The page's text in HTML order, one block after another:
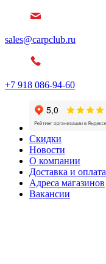
sales@carpclub.ru
+7 918 086-94-60
Скидки
Новости
О компании
Доставка и оплата
Адреса магазинов
Вакансии